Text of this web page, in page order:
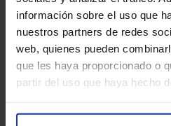
información sobre el uso que
nuestros partners de redes
web, quienes pueden
que les haya proporcionado o
partir del uso que haya hecho
Más HM Hospitales
Fundación HM​
Centro Universitario CUHMED​
Instituto HM Hospitales​